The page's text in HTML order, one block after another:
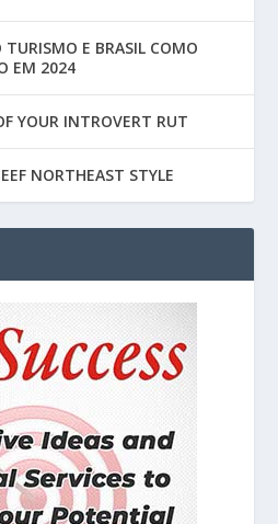
E BRASIL COMO
EM 2024
YOUR INTROVERT RUT
NORTHEAST STYLE